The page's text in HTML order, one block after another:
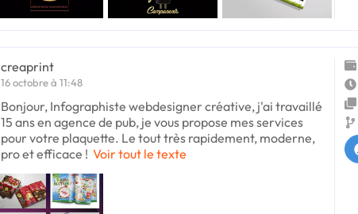
creaprint
16 octobre à 11:48
Bonjour, Infographiste webdesigner créative, j'ai travaillé
15 ans en agence de pub, je vous propose mes services
pour votre plaquette. Le tout très rapidement, moderne,
pro et efficace ! Voir tout le texte